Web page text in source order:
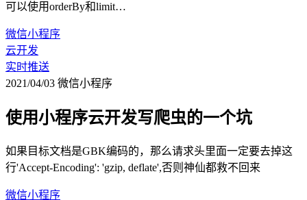
可以使用orderBy和limit…
微信小程序
云开发
实时推送
2021/04/03 微信小程序
使用小程序云开发写爬虫的一个坑
如果目标文档是GBK编码的，那么请求头里面一定要去掉这
行'Accept-Encoding': 'gzip, deflate',否则神仙都救不回来
微信小程序